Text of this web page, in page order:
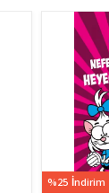
%25 İndirim